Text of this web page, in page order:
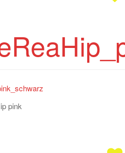
pink